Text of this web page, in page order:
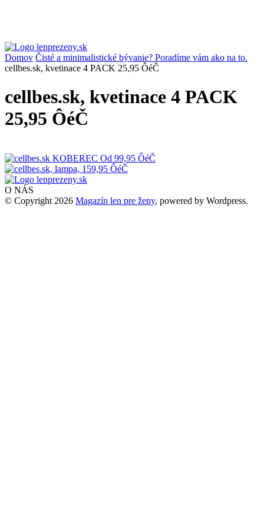
Domov Čisté a minimalistické bývanie? Poradíme vám ako na to.
cellbes.sk, kvetinace 4 PACK 25,95 ÔéČ
cellbes.sk, kvetinace 4 PACK
25,95 ÔéČ
O NÁS
© Copyright 2026 Magazín len pre ženy, powered by Wordpress.